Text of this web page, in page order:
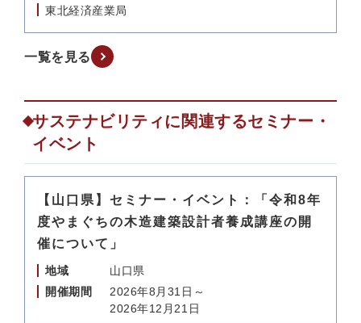
東北経済産業局
一覧を見る
サステナビリティに関連するセミナー・
イベント
【山口県】セミナー・イベント：「令和8年
度やまぐちの木造建築設計者養成講座の開
催について」
地域
山口県
開催期間
2026年8月31日～
2026年12月21日